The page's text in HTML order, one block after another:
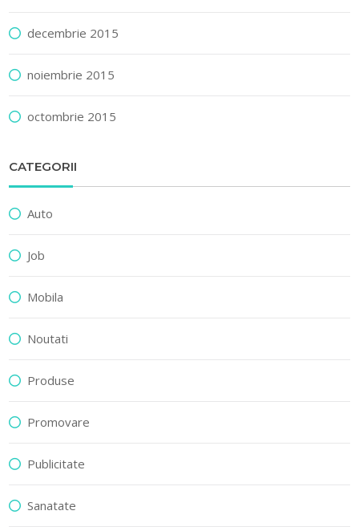
decembrie 2015
noiembrie 2015
octombrie 2015
CATEGORII
Auto
Job
Mobila
Noutati
Produse
Promovare
Publicitate
Sanatate